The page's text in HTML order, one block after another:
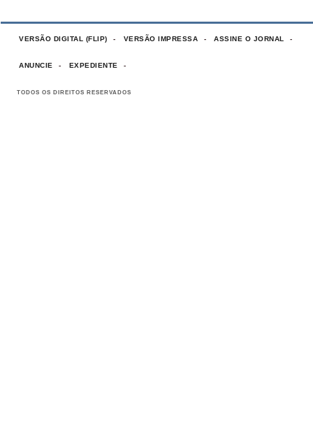
VERSÃO DIGITAL (FLIP) VERSÃO IMPRESSA ASSINE O JORNAL
ANUNCIE EXPEDIENTE
TODOS OS DIREITOS RESERVADOS